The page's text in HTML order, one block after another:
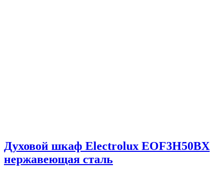
Духовой шкаф Electrolux EOF3H50BX
нержавеющая сталь